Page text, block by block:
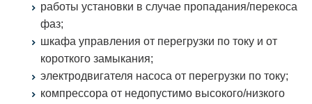
работы установки в случае пропадания/перекоса
фаз;
шкафа управления от перегрузки по току и от
короткого замыкания;
электродвигателя насоса от перегрузки по току;
компрессора от недопустимо высокого/низкого